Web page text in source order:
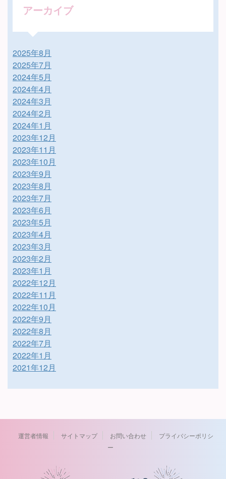
アーカイブ
2025年8月
2025年7月
2024年5月
2024年4月
2024年3月
2024年2月
2024年1月
2023年12月
2023年11月
2023年10月
2023年9月
2023年8月
2023年7月
2023年6月
2023年5月
2023年4月
2023年3月
2023年2月
2023年1月
2022年12月
2022年11月
2022年10月
2022年9月
2022年8月
2022年7月
2022年1月
2021年12月
運営者情報 サイトマップ お問い合わせ
プライバシーポリシ
ー